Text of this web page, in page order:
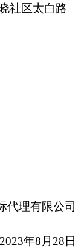
社区太白路
代理有限公司
2023年8月28日